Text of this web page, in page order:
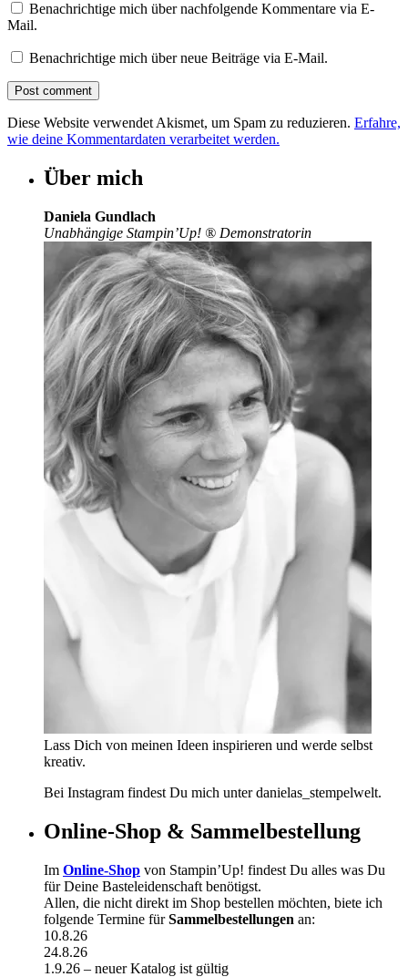
Benachrichtige mich über nachfolgende Kommentare via E-
Mail.
Benachrichtige mich über neue Beiträge via E-Mail.
Diese Website verwendet Akismet, um Spam zu reduzieren. Erfahre,
wie deine Kommentardaten verarbeitet werden.
Über mich
Daniela Gundlach
Unabhängige Stampin’Up! ® Demonstratorin
Lass Dich von meinen Ideen inspirieren und werde selbst
kreativ.
Bei Instagram findest Du mich unter danielas_stempelwelt.
Online-Shop & Sammelbestellung
Im Online-Shop von Stampin’Up! findest Du alles was Du
für Deine Basteleidenschaft benötigst.
Allen, die nicht direkt im Shop bestellen möchten, biete ich
folgende Termine fürSammelbestellungen an:
10.8.26
24.8.26
1.9.26 – neuer Katalog ist gültig